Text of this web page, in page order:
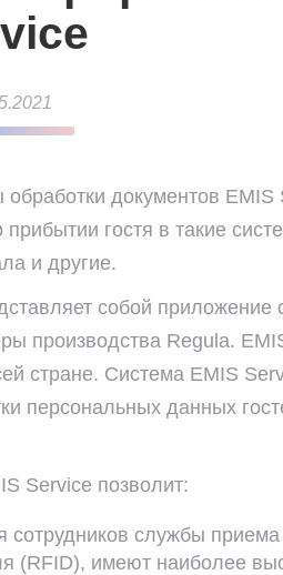
документов EMIS
гостя в такие
и другие.
собой
производства Regula.
стране. Система EMIS
персональных данных
Service позволит:
сотрудников службы
(RFID), имеют наиболее